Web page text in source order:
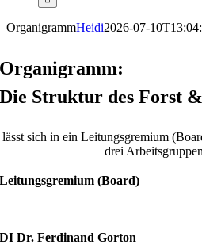
OrganigrammHeidi2026-07-
Organigramm:
Die Struktur des Forst
lässt sich in ein Leitungsgremium
drei
Leitungsgremium (Board)
DI Dr. Ferdinand Gorton